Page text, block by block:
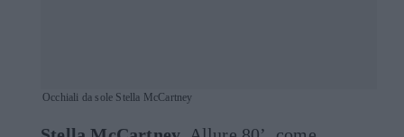
Occhiali da sole Stella McCartney